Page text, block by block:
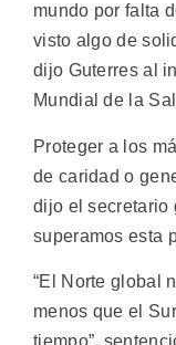
mundo por falta
visto algo de
dijo Guterres al
Mundial de la
Proteger a los
de caridad o
dijo el secretario
superamos esta
“El Norte global
menos que el
tiempo”,